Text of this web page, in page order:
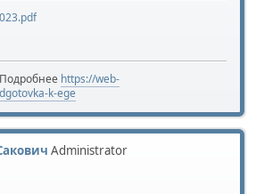
https://web-
k-ege
Administrator